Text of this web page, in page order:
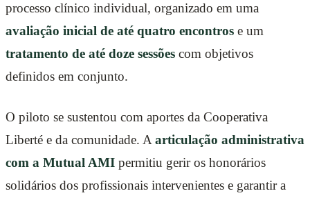
processo clínico individual, organizado em uma
avaliação inicial de até quatro encontros e um
tratamento de até doze sessões com objetivos
definidos em conjunto.
O piloto se sustentou com aportes da Cooperativa
Liberté e da comunidade. A articulação administrativa
com a Mutual AMI permitiu gerir os honorários
solidários dos profissionais intervenientes e garantir a